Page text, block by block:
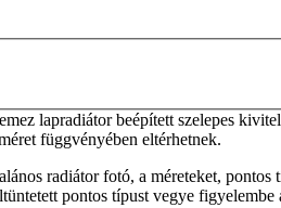
lapradiátor beépített szelepes
függvényében eltérhetnek.
radiátor fotó, a méreteket, pontos
pontos típust vegye